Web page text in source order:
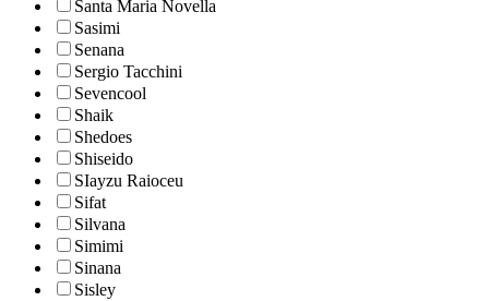
Santa Maria Novella
Sasimi
Senana
Sergio Tacchini
Sevencool
Shaik
Shedoes
Shiseido
SIayzu Raioceu
Sifat
Silvana
Simimi
Sinana
Sisley